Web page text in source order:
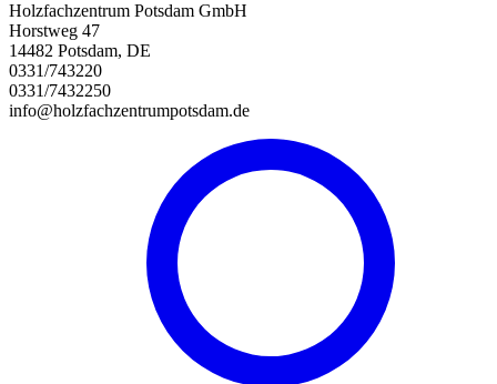
Holzfachzentrum Potsdam GmbH
Horstweg 47
14482 Potsdam, DE
0331/743220
0331/7432250
info@holzfachzentrumpotsdam.de